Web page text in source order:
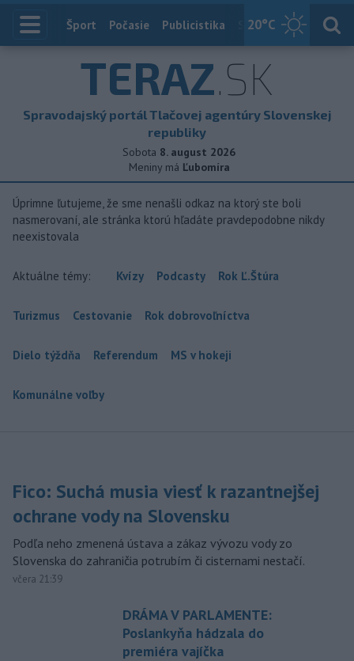
20°C
Index
Šport Počasie Publicistika Slovensko
TERAZ.SK
Spravodajský portál Tlačovej agentúry Slovenskej
republiky
Sobota 8. august 2026
Meniny má Ľubomíra
Úprimne ľutujeme, že sme nenašli odkaz na ktorý ste boli
nasmerovaní, ale stránka ktorú hľadáte pravdepodobne nikdy
neexistovala
Aktuálne témy: Kvízy Podcasty Rok Ľ.Štúra
Turizmus Cestovanie Rok dobrovoľníctva
Dielo týždňa Referendum MS v hokeji
Komunálne voľby
Fico: Suchá musia viesť k razantnejšej
ochrane vody na Slovensku
Podľa neho zmenená ústava a zákaz vývozu vody zo
Slovenska do zahraničia potrubím či cisternami nestačí.
včera 21:39
DRÁMA V PARLAMENTE:
Poslankyňa hádzala do
premiéra vajíčka